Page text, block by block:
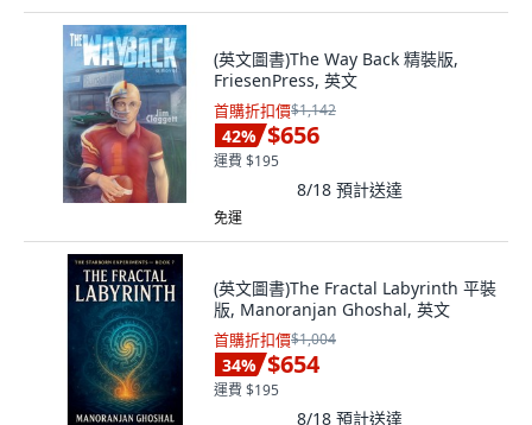
(英文圖書)The Way Back 精裝版,
FriesenPress, 英文
首購折扣價$1,142
42% $656
運費 $195
8/18 預計送達
免運
(英文圖書)The Fractal Labyrinth 平裝
版, Manoranjan Ghoshal, 英文
首購折扣價$1,004
34% $654
運費 $195
8/18 預計送達